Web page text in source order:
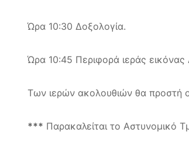
Ώρα 10:30 Δοξολογία.
Ώρα 10:45 Περιφορά ιεράς
Των ιερών ακολουθιών θα προστή
*** Παρακαλείται το Αστυνομικό